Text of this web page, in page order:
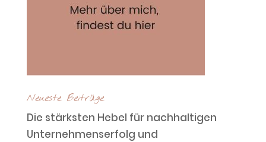
Neueste Beiträge
Die stärksten Hebel für nachhaltigen
Unternehmenserfolg und